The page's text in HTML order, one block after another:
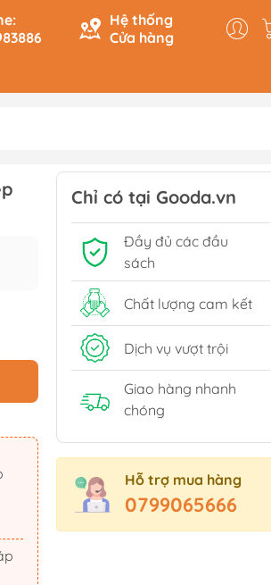
Hệ thống
Cửa hàng
Du Ký
Lịch Sử - Văn Hoá - Chính
Trị
Tâm Linh
Sách Tham Khảo Cấp 1
Sách Tham Khảo Cấp 2
Sách Ôn Thi Đại Học
Xem thêm
Triển
Chỉ có tại Gooda.vn
Đầy đủ các đầu
sách
Chất lượng cam kết
Dịch vụ vượt trội
Giao hàng nhanh
chóng
Hỗ trợ mua hàng
0799065666